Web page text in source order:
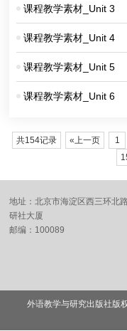
课程教学素材_Unit 3
课程教学素材_Unit 4
课程教学素材_Unit 5
课程教学素材_Unit 6
共154记录 «上一页 1
地址：北京市海淀区西三环北
研社大厦
邮编：100089
外语教学与研究出版社版